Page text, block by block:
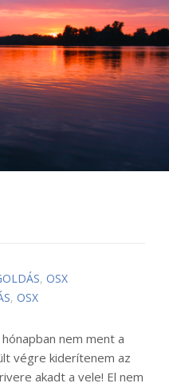
, OSX
, OSX
nem ment a
végre kiderítenem az
akadt a vele! El nem